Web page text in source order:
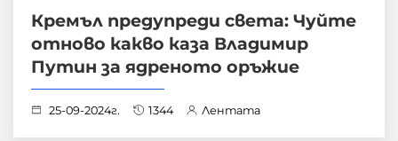
Кремъл предупреди света: Чуйте
отново какво каза Владимир
Путин за ядреното оръжие
25-09-2024г. 1344 Лентата